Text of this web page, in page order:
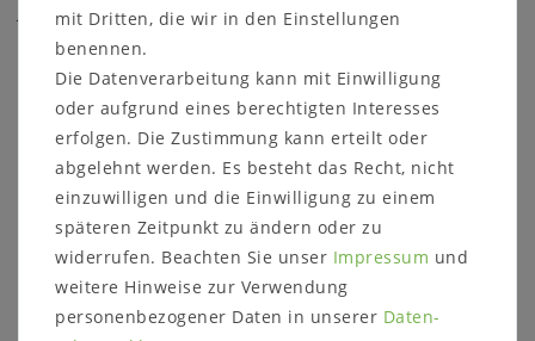
Hersteller & Lieferanten
Möbel Programme
Möbelausstellung
Möbel Kataloge
WISSENSWERTES & HILFE
Massivholzmöbel Wiki
Massivholzarten
Möbelarten
Pflege und Kundendienst
mit Dritten, die wir in den Einstellungen
benennen.
Die Datenverarbeitung kann mit Einwilligung
oder aufgrund eines berechtigten Interesses
erfolgen. Die Zustimmung kann erteilt oder
abgelehnt werden. Es besteht das Recht, nicht
einzuwilligen und die Einwilligung zu einem
späteren Zeitpunkt zu ändern oder zu
widerrufen. Beachten Sie unser Impressum und
weitere Hinweise zur Verwendung
personenbezogener Daten in unserer Daten­